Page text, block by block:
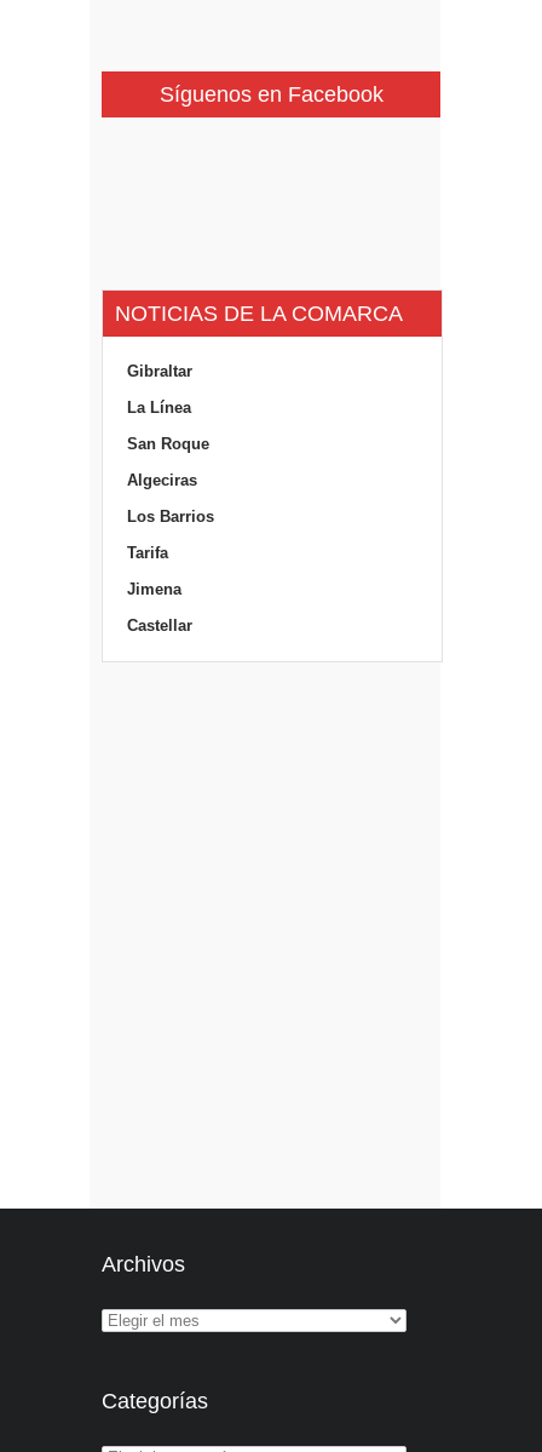
Síguenos en Facebook
NOTICIAS DE LA COMARCA
Gibraltar
La Línea
San Roque
Algeciras
Los Barrios
Tarifa
Jimena
Castellar
Archivos
Categorías